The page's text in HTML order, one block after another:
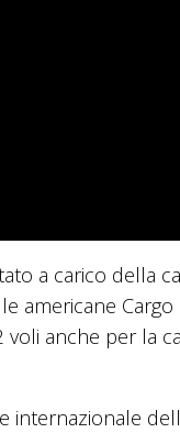
a carico della
americane Cargo
voli anche per la